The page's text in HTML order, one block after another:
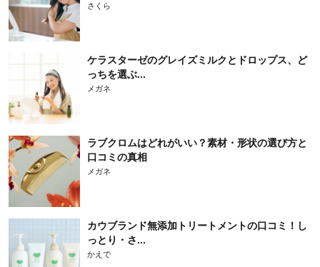
さくら
ケラスターゼのグレイズミルクとドロップス、ど
っちを選ぶ...
メガネ
ラブクロムはどれがいい？素材・形状の選び方と
口コミの真相
メガネ
カウブランド無添加トリートメントの口コミ！し
っとり・さ...
かえで